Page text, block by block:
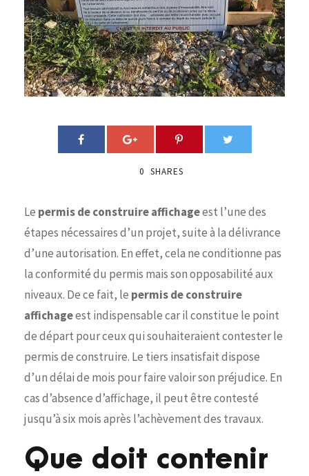
0 SHARES
Le permis de construire affichageest l’une des
étapes nécessaires d’un projet, suite à la délivrance
d’une autorisation. En effet, cela ne conditionne pas
la conformité du permis mais son opposabilité aux
niveaux. De ce fait, le permis de construire
affichageest indispensable car il constitue le point
de départ pour ceux qui souhaiteraient contester le
permis de construire. Le tiers insatisfait dispose
d’un délai de mois pour faire valoir son préjudice. En
cas d’absence d’affichage, il peut être contesté
jusqu’à six mois après l’achèvement des travaux.
Que doit contenir